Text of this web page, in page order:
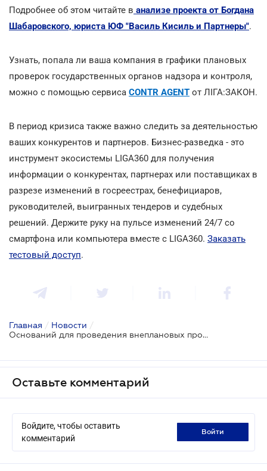
Подробнее об этом читайте в анализе проекта от Богдана
Шабаровского, юриста ЮФ "Василь Кисиль и Партнеры".
Узнать, попала ли ваша компания в графики плановых
проверок государственных органов надзора и контроля,
можно с помощью сервиса CONTR AGENT от ЛІГА:ЗАКОН.
В период кризиса также важно следить за деятельностью
ваших конкурентов и партнеров. Бизнес-разведка - это
инструмент экосистемы LIGA360 для получения
информации о конкурентах, партнерах или поставщиках в
разрезе изменений в госреестрах, бенефициаров,
руководителей, выигранных тендеров и судебных
решений. Держите руку на пульсе изменений 24/7 со
смартфона или компьютера вместе с LIGA360. Заказать
тестовый доступ.
Главная / Новости /
Оснований для проведения внеплановых проверок бизнеса станет больше
Оставьте комментарий
Войдите, чтобы оставить
комментарий
войти